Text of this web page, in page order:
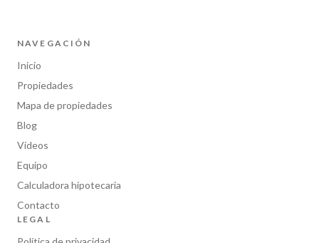
NAVEGACIÓN
Inicio
Propiedades
Mapa de propiedades
Blog
Videos
Equipo
Calculadora hipotecaria
Contacto
LEGAL